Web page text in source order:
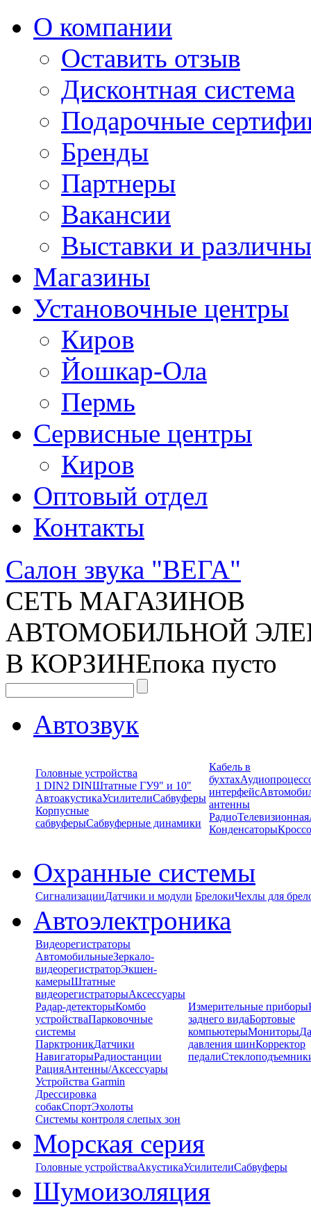
О компании
Оставить отзыв
Дисконтная система
Подарочные
Бренды
Партнеры
Вакансии
Выставки и
Магазины
Установочные центры
Киров
Йошкар-Ола
Пермь
Сервисные центры
Киров
Оптовый отдел
Контакты
Салон звука "ВЕГА"
СЕТЬ МАГАЗИНОВ
АВТОМОБИЛЬНОЙ
В КОРЗИНЕпока пусто
Автозвук
Головные устройства
1 DIN2 DINШтатные ГУ9" и 10"
АвтоакустикаУсилителиСабвуферы
Корпусные
сабвуферыСабвуферные динамики
Кабель в
бухтах
интерфейс
антенны
РадиоТелевизионная
Конденсаторы
Охранные системы
СигнализацииДатчики и модули БрелокиЧехлы для
Автоэлектроника
Видеорегистраторы
АвтомобильныеЗеркало-
видеорегистраторЭкшен-
камерыШтатные
видеорегистраторыАксессуары
Радар-детекторыКомбо
устройстваПарковочные
системы
ПарктроникДатчики
НавигаторыРадиостанции
РацияАнтенны/Аксессуары
Устройства Garmin
Дрессировка
собакСпортЭхолоты
Системы контроля слепых зон
Измерительные приборы
заднего видаБортовые
компьютерыМониторы
давления шинКорректор
педали
Морская серия
Головные устройстваАкустикаУсилителиСабвуферы
Шумоизоляция